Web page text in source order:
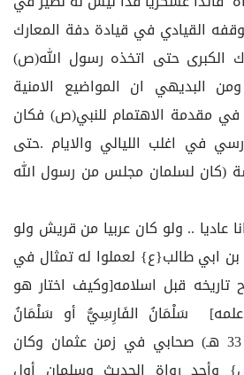
القيادي في قيادة دفة المعارك
الكبرى حتى اتخذه رسول الله(ص)
البديهي ان المواضيع الامنية
مقدمة الاهتمام للنبي(ص) فكان
في اغلب الليالي والايام .حتى
(كان لسلمان مجلس من رسول الله
عاديا .. ولو كان عربيا من قريش ولو
ابي طالب{ع} لعملوا له تمثال في
قبل اسلامه[وكيف اختار هو
سَلْمَانُ الفَارِسِيُّ أو سَلْمَانُ
المُحَمَّدِيُّ (توفى سنة 33 هـ) صحابي في زمن عثمان وكان